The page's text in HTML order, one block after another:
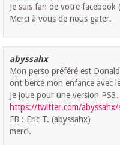
Je suis fan de votre facebook
Merci à vous de nous gater.
abyssahx
Mon perso préféré est
ont bercé mon enfance avec
Je joue pour une version PS3.
https://twitter.com/
FB : Eric T. (abyssahx)
merci.